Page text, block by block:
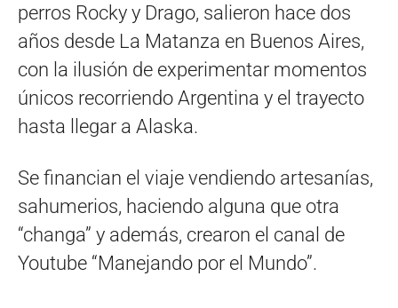
perros Rocky y Drago, salieron hace dos
años desde La Matanza en Buenos Aires,
con la ilusión de experimentar momentos
únicos recorriendo Argentina y el trayecto
hasta llegar a Alaska.
Se financian el viaje vendiendo artesanías,
sahumerios, haciendo alguna que otra
“changa” y además, crearon el canal de
Youtube “Manejando por el Mundo”.